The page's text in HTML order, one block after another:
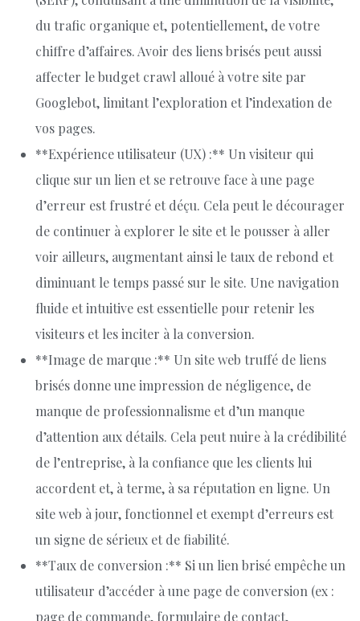
du trafic organique et, potentiellement, de votre
chiffre d’affaires. Avoir des liens brisés peut aussi
affecter le budget crawl alloué à votre site par
Googlebot, limitant l’exploration et l’indexation de
vos pages.
**Expérience utilisateur (UX) :** Un visiteur qui
clique sur un lien et se retrouve face à une page
d’erreur est frustré et déçu. Cela peut le décourager
de continuer à explorer le site et le pousser à aller
voir ailleurs, augmentant ainsi le taux de rebond et
diminuant le temps passé sur le site. Une navigation
fluide et intuitive est essentielle pour retenir les
visiteurs et les inciter à la conversion.
**Image de marque :** Un site web truffé de liens
brisés donne une impression de négligence, de
manque de professionnalisme et d’un manque
d’attention aux détails. Cela peut nuire à la crédibilité
de l’entreprise, à la confiance que les clients lui
accordent et, à terme, à sa réputation en ligne. Un
site web à jour, fonctionnel et exempt d’erreurs est
un signe de sérieux et de fiabilité.
**Taux de conversion :** Si un lien brisé empêche un
utilisateur d’accéder à une page de conversion (ex :
page de commande, formulaire de contact,